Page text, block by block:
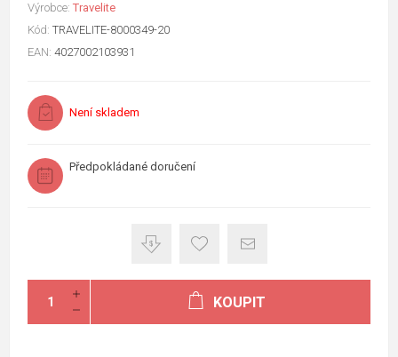
Výrobce: Travelite
Kód: TRAVELITE-8000349-20
EAN: 4027002103931
Není skladem
Předpokládané doručení
KOUPIT